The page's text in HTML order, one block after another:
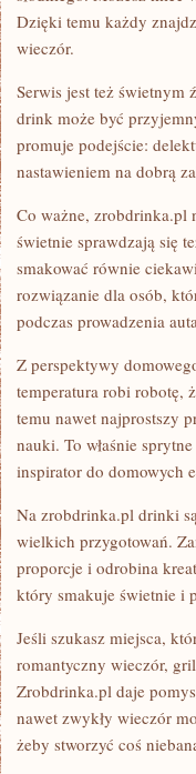
Dzięki temu każdy
wieczór.
Serwis jest też świetnym
drink może być
promuje podejście:
nastawieniem na dobrą
Co ważne, zrobdrinka.pl
świetnie sprawdzają się
smakować równie
rozwiązanie dla osób,
podczas prowadzenia
Z perspektywy
temperatura robi robotę,
temu nawet najprostszy
nauki. To właśnie
inspirator do domowych
Na zrobdrinka.pl drinki
wielkich przygotowań.
proporcje i odrobina
który smakuje świetnie i
Jeśli szukasz miejsca,
romantyczny wieczór,
Zrobdrinka.pl daje
nawet zwykły wieczór
żeby stworzyć coś